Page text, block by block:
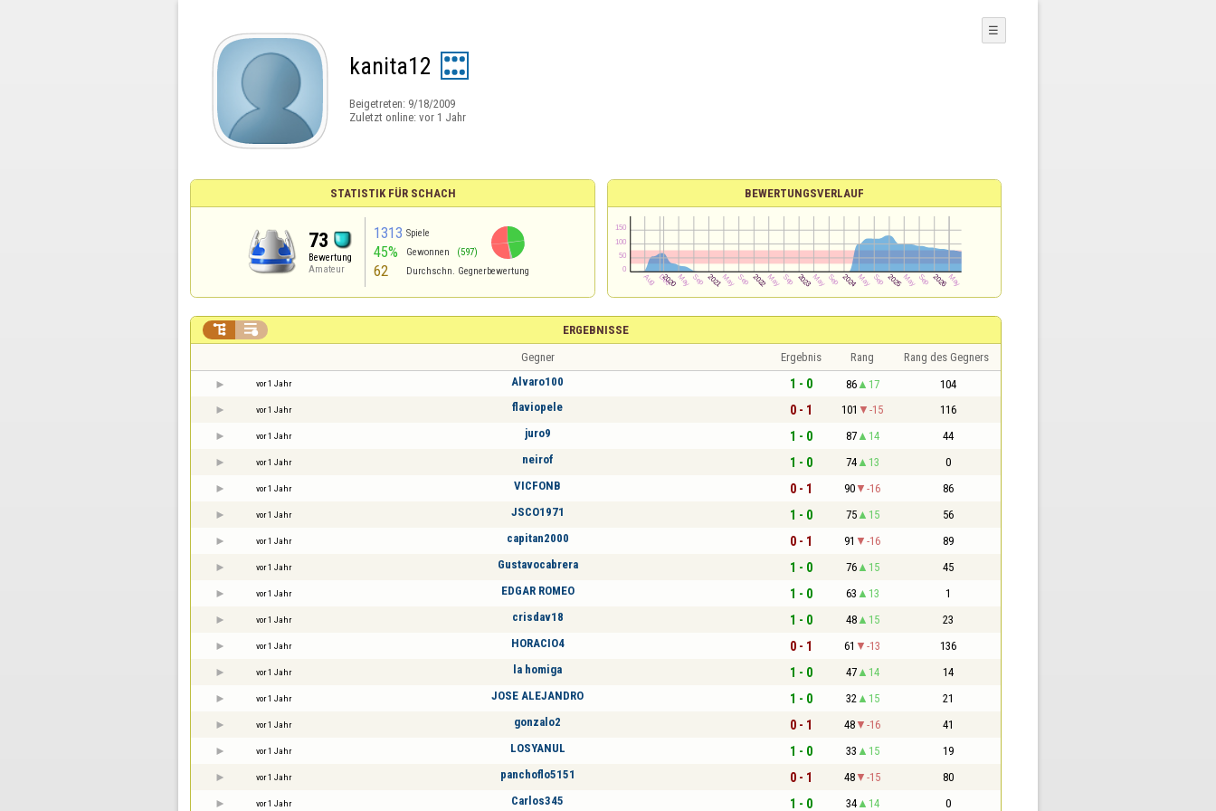
kanita12
Beigetreten: 9/18/2009
Zuletzt online: vor 1 Jahr
☰
STATISTIK FÜR SCHACH
73
Bewertung
Amateur
1313 Spiele
45% Gewonnen (597)
62 Durchschn. Gegnerbewertung
BEWERTUNGSVERLAUF
ERGEBNISSE
 
Gegner Ergebnis Rang Rang des Gegners
vor 1 Jahr Alvaro100 1 - 0 86 17 104
vor 1 Jahr flaviopele 0 - 1 101 -15 116
vor 1 Jahr juro9 1 - 0 87 14 44
vor 1 Jahr neirof 1 - 0 74 13 0
vor 1 Jahr VICFONB 0 - 1 90 -16 86
vor 1 Jahr JSCO1971 1 - 0 75 15 56
vor 1 Jahr capitan2000 0 - 1 91 -16 89
vor 1 Jahr Gustavocabrera 1 - 0 76 15 45
vor 1 Jahr EDGAR ROMEO 1 - 0 63 13 1
vor 1 Jahr crisdav18 1 - 0 48 15 23
vor 1 Jahr HORACIO4 0 - 1 61 -13 136
vor 1 Jahr la homiga 1 - 0 47 14 14
vor 1 Jahr JOSE ALEJANDRO 1 - 0 32 15 21
vor 1 Jahr gonzalo2 0 - 1 48 -16 41
vor 1 Jahr LOSYANUL 1 - 0 33 15 19
vor 1 Jahr panchoflo5151 0 - 1 48 -15 80
vor 1 Jahr Carlos345 1 - 0 34 14 0